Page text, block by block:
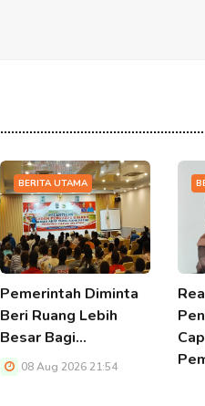
BERITA UTAMA
Pemerintah Diminta
Beri Ruang Lebih
Besar Bagi…
08 Aug 2026 21:54